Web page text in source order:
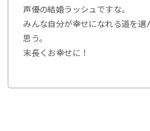
声優の結婚ラッシュですな。
みんな自分が幸せになれる道を選
思う。
末長くお幸せに！